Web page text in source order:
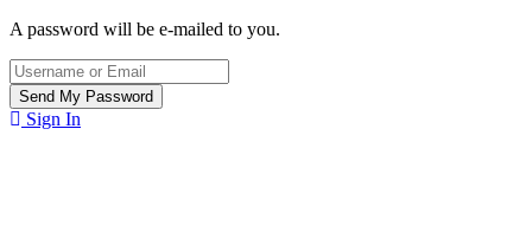
A password will be e-mailed to you.
Sign In